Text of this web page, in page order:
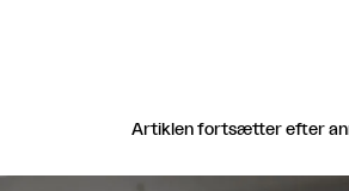
Artiklen fortsætter efter